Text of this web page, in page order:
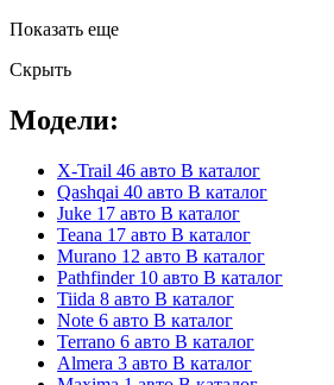
Показать еще
Скрыть
Модели:
X-Trail 46 авто В каталог
Qashqai 40 авто В каталог
Juke 17 авто В каталог
Teana 17 авто В каталог
Murano 12 авто В каталог
Pathfinder 10 авто В каталог
Tiida 8 авто В каталог
Note 6 авто В каталог
Terrano 6 авто В каталог
Almera 3 авто В каталог